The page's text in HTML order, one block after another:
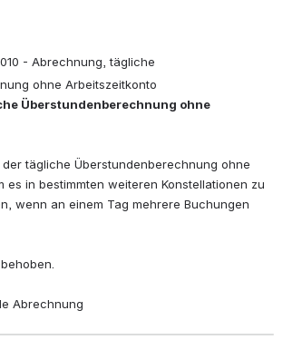
- Abrechnung, tägliche
ohne Arbeitszeitkonto
Überstundenberechnung ohne
tägliche Überstundenberechnung ohne
es in bestimmten weiteren Konstellationen zu
wenn an einem Tag mehrere Buchungen
Abrechnung